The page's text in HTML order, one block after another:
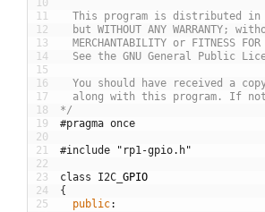
11
12
13
14
15
16
17
18
19
20
21
22
23
24
25
This program is distributed
but WITHOUT ANY WARRANTY;
MERCHANTABILITY or FITNESS FOR
See the GNU General Public
You should have received a
along with this program. If
*/
#pragma once
#include "rp1-gpio.h"
class I2C GPIO
{
public: